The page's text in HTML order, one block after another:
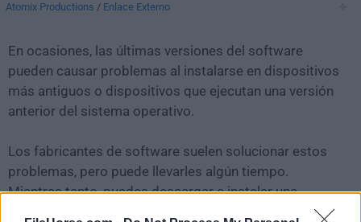
Atomix Productions / Enlace Externo
En ocasiones, las últimas versiones del software
pueden causar problemas al instalarse en dispositivos
más antiguos o dispositivos que ejecutan una versión
anterior del sistema operativo.
Los fabricantes de software suelen solucionar estos
problemas, pero puede llevarles algún tiempo.
Mientras tanto, puedes descargar e instalar una